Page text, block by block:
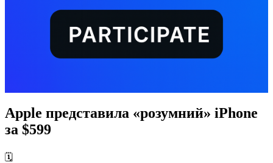
Apple представила «розумний» iPhone
за $599
🗓️